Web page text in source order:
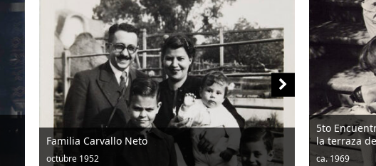
Familia Carvallo Neto
octubre 1952
5to
la terraza
ca. 1969